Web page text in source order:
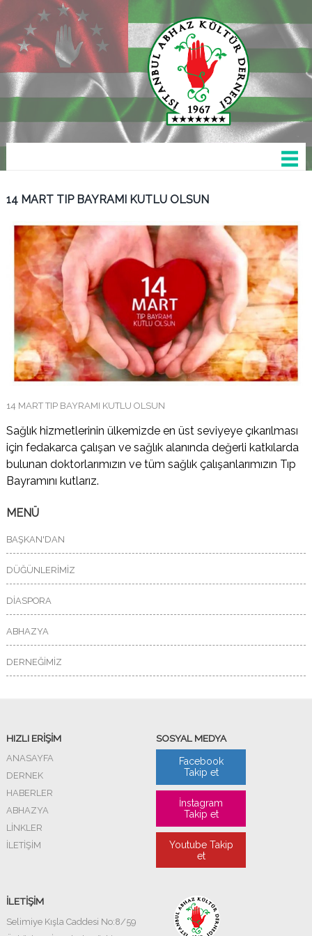
14 MART TIP BAYRAMI KUTLU OLSUN
14 MART TIP BAYRAMI KUTLU OLSUN
Sağlık hizmetlerinin ülkemizde en üst seviyeye çıkarılması
için fedakarca çalışan ve sağlık alanında değerli katkılarda
bulunan doktorlarımızın ve tüm sağlık çalışanlarımızın Tıp
Bayramını kutlarız.
MENÜ
BAŞKAN'DAN
DÜĞÜNLERİMİZ
DİASPORA
ABHAZYA
DERNEĞİMİZ
HIZLI ERİŞİM
ANASAYFA
DERNEK
HABERLER
ABHAZYA
LİNKLER
İLETİŞİM
SOSYAL MEDYA
Facebook
Takip et
İnstagram
Takip et
Youtube Takip
et
İLETİŞİM
Selimiye Kışla Caddesi No:8/59